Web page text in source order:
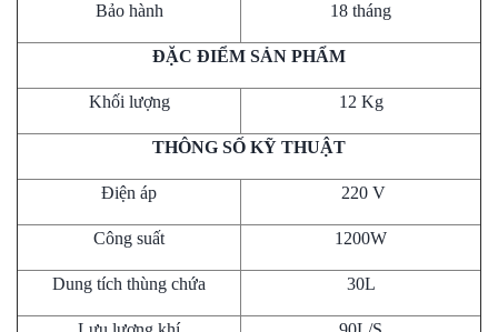
Bảo hành 18 tháng
ĐẶC ĐIỂM SẢN PHẨM
Khối lượng 12 Kg
THÔNG SỐ KỸ THUẬT
Điện áp 220 V
Công suất 1200W
Dung tích thùng chứa 30L